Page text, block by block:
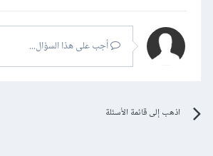
أجب على هذا السؤال...
اذهب إلى قائمة الأسئلة